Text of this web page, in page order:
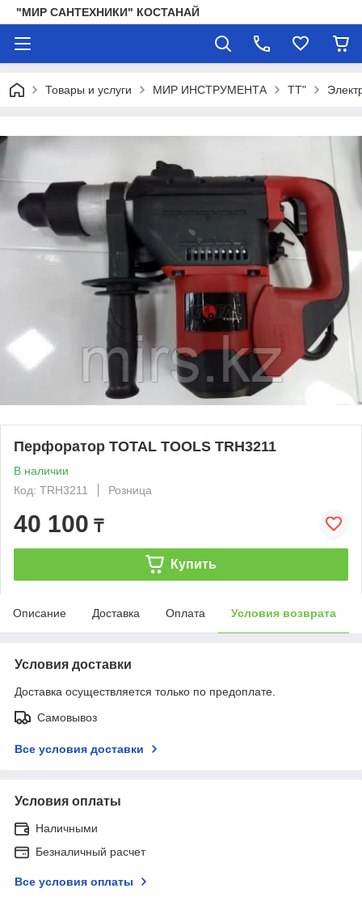
"МИР САНТЕХНИКИ" КОСТАНАЙ
Товары и услуги МИР ИНСТРУМЕНТА TT"
Перфоратор TOTAL TOOLS TRH3211
В наличии
Код: TRH3211
Розница
40 100 ₸
Купить
Описание Доставка Оплата Условия возврата
Условия доставки
Доставка осуществляется только по предоплате.
Самовывоз
Все условия доставки
Условия оплаты
Наличными
Безналичный расчет
Все условия оплаты